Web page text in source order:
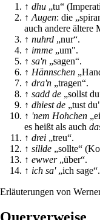
↑ dhu „tu“
↑ Augen: die
auch andere ältere
↑ nuhrd „nur“.
↑ imme „um".
↑ sa'n „sagen“.
↑ Hännschen
↑ dra'n „tragen“.
↑ sadd de „sollst
↑ dhiest de „tust
↑ 'nem Hohchen
es heißt als auch
↑ drei „treu“.
↑ sillde „sollte“
↑ ewwer„über“.
↑ ich sa'„ich sage“.
Erläuterungen von